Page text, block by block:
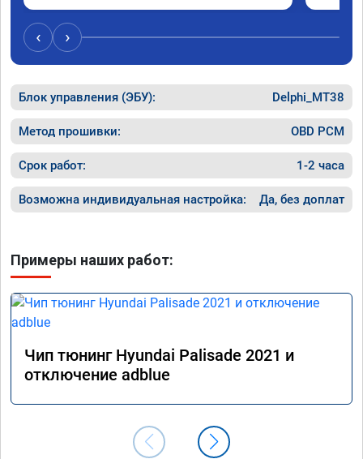
‹ ›
Блок управления (ЭБУ): Delphi_MT38
Метод прошивки: OBD PCM
Срок работ: 1-2 часа
Возможна индивидуальная настройка: Да, без доплат
Примеры наших работ:
Чип тюнинг Hyundai Palisade 2021 и
отключение adblue